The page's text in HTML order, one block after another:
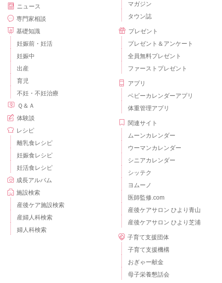
ニュース
専門家相談
基礎知識
妊娠前・妊活
妊娠中
出産
育児
不妊・不妊治療
Ｑ＆Ａ
体験談
レシピ
離乳食レシピ
妊娠食レシピ
妊活食レシピ
成長アルバム
施設検索
産後ケア施設検索
産婦人科検索
婦人科検索
マガジン
タウン誌
プレゼント
プレゼント＆アンケート
全員無料プレゼント
ファーストプレゼント
アプリ
ベビーカレンダーアプリ
体重管理アプリ
関連サイト
ムーンカレンダー
ウーマンカレンダー
シニアカレンダー
シッテク
ヨムーノ
医師監修.com
産後ケアサロン ひより青山
産後ケアサロン ひより芝浦
子育て支援団体
子育て支援機構
おぎゃー献金
母子栄養懇話会